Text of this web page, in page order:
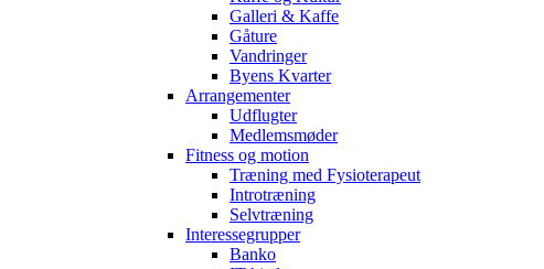
Galleri & Kaffe
Gåture
Vandringer
Byens Kvarter
Arrangementer
Udflugter
Medlemsmøder
Fitness og motion
Træning med Fysioterapeut
Introtræning
Selvtræning
Interessegrupper
Banko